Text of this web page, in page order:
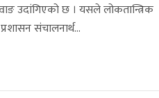
उदांगिएको छ । यसले लोकतान्त्रिक
संचालनार्थ...